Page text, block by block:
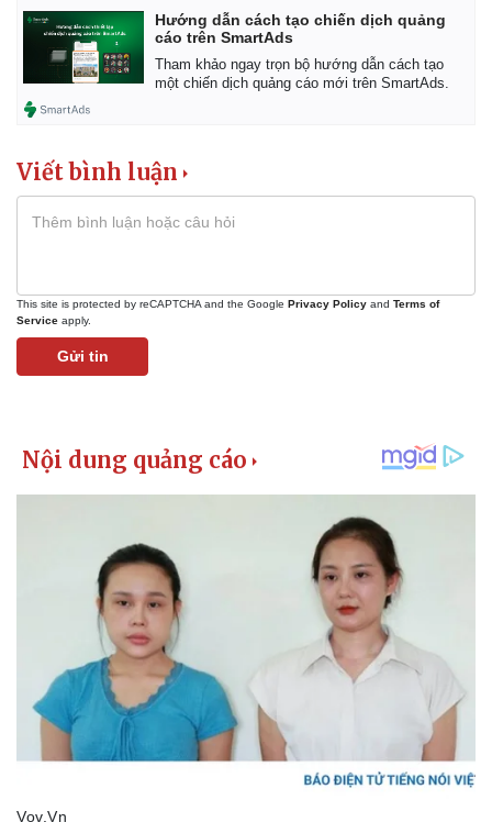
Hướng dẫn cách tạo chiến dịch quảng
cáo trên SmartAds
Tham khảo ngay trọn bộ hướng dẫn cách tạo
một chiến dịch quảng cáo mới trên SmartAds.
Viết bình luận
This site is protected by reCAPTCHA and the Google Privacy Policy and Terms of
Service apply.
Gửi tin